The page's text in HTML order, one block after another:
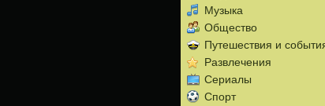
Музыка
Общество
Путешествия и
Развлечения
Сериалы
Спорт